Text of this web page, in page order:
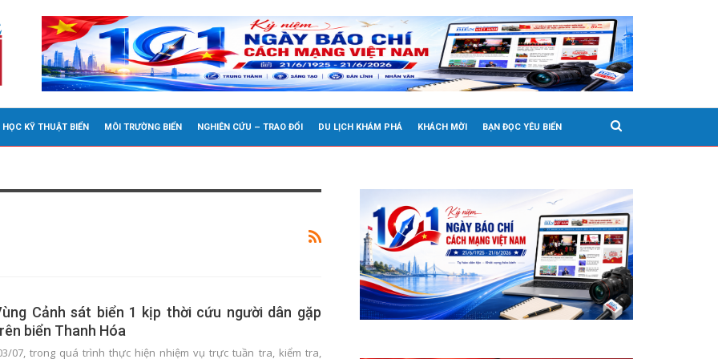
HỌC KỸ THUẬT BIỂN MÔI TRƯỜNG BIỂN NGHIÊN CỨU – TRAO ĐỔI DU LỊCH KHÁM PHÁ KHÁCH MỜI BẠN ĐỌC YÊU BIỂN
Cảnh sát biển 1 kịp thời cứu người dân gặp
biển Thanh Hóa
07, trong quá trình thực hiện nhiệm vụ trực tuần tra, kiểm tra,